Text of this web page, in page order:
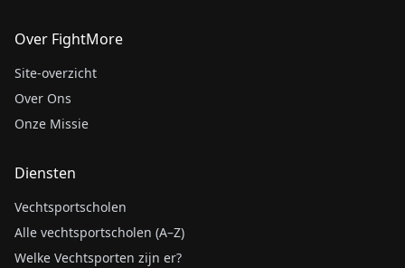
Over FightMore
Site-overzicht
Over Ons
Onze Missie
Diensten
Vechtsportscholen
Alle vechtsportscholen (A–Z)
Welke Vechtsporten zijn er?